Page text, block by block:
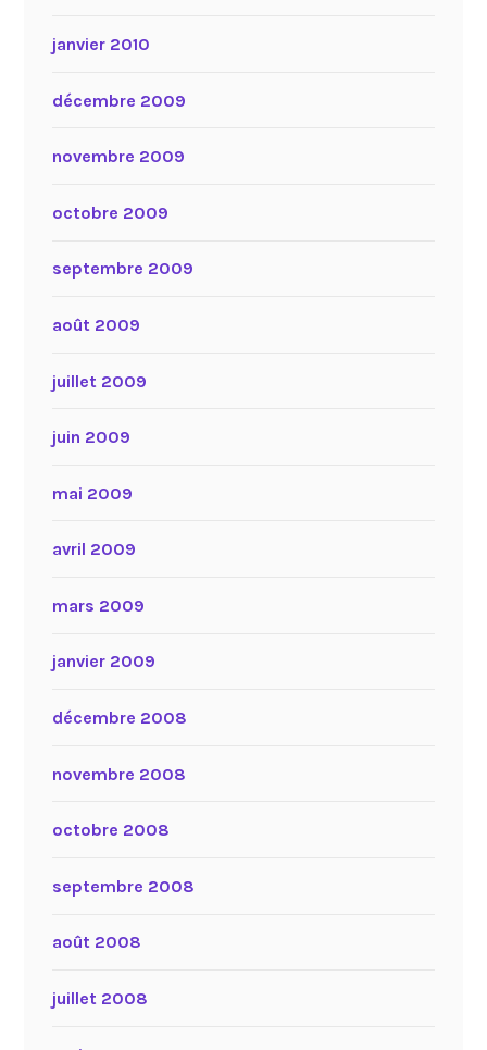
janvier 2010
décembre 2009
novembre 2009
octobre 2009
septembre 2009
août 2009
juillet 2009
juin 2009
mai 2009
avril 2009
mars 2009
janvier 2009
décembre 2008
novembre 2008
octobre 2008
septembre 2008
août 2008
juillet 2008